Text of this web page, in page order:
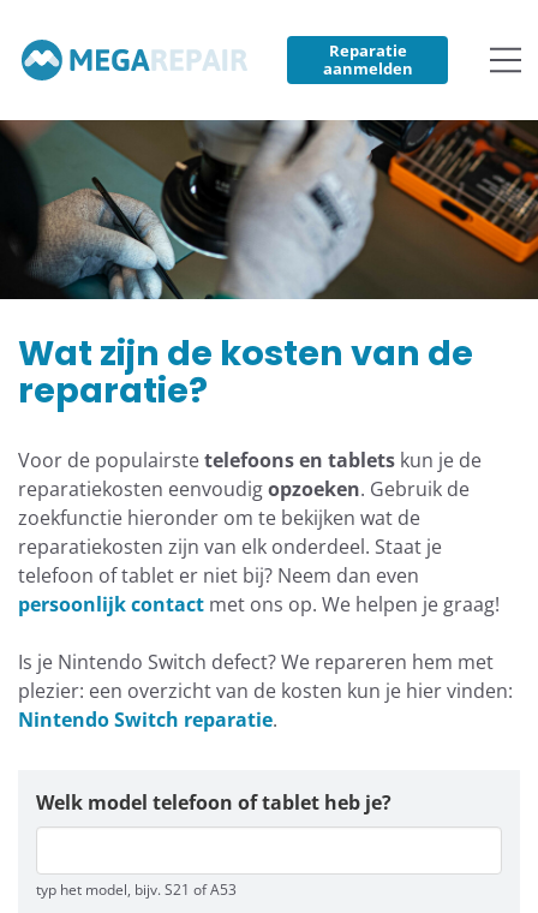
Reparatie
aanmelden
Wat zijn de kosten van de
reparatie?
Voor de populairstetelefoons en tablets kun je de
reparatiekosten eenvoudigopzoeken. Gebruik de
zoekfunctie hieronder om te bekijken wat de
reparatiekosten zijn van elk onderdeel. Staat je
telefoon of tablet er niet bij? Neem dan even
persoonlijk contact met ons op. We helpen je graag!
Is je Nintendo Switch defect? We repareren hem met
plezier: een overzicht van de kosten kun je hier vinden:
Nintendo Switch reparatie.
Welk model telefoon of tablet heb je?
typ het model, bijv. S21 of A53